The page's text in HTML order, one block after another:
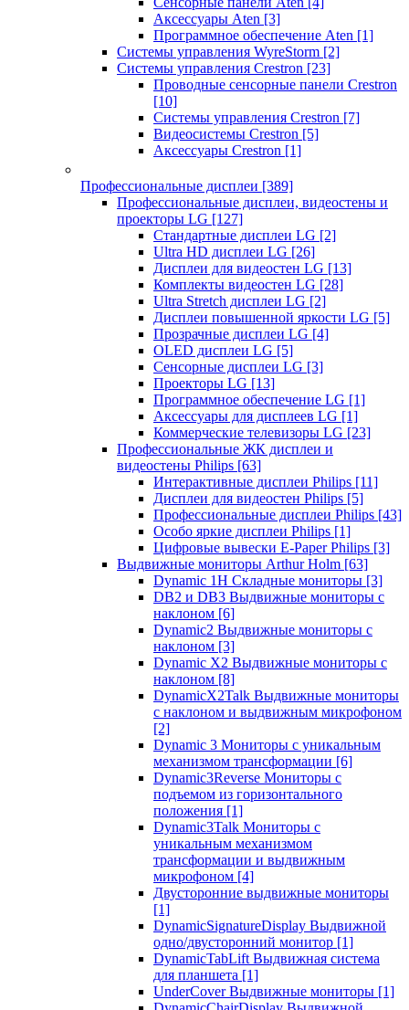
Аксессуары Aten [3]
Программное обеспечение Aten [1]
Системы управления WyreStorm [2]
Системы управления Crestron [23]
Проводные сенсорные панели Crestron
[10]
Системы управления Crestron [7]
Видеосистемы Crestron [5]
Аксессуары Crestron [1]
Профессиональные дисплеи [389]
Профессиональные дисплеи, видеостены и
проекторы LG [127]
Стандартные дисплеи LG [2]
Ultra HD дисплеи LG [26]
Дисплеи для видеостен LG [13]
Комплекты видеостен LG [28]
Ultra Stretch дисплеи LG [2]
Дисплеи повышенной яркости LG [5]
Прозрачные дисплеи LG [4]
OLED дисплеи LG [5]
Сенсорные дисплеи LG [3]
Проекторы LG [13]
Программное обеспечение LG [1]
Аксессуары для дисплеев LG [1]
Коммерческие телевизоры LG [23]
Профессиональные ЖК дисплеи и
видеостены Philips [63]
Интерактивные дисплеи Philips [11]
Дисплеи для видеостен Philips [5]
Профессиональные дисплеи Philips [43]
Особо яркие дисплеи Philips [1]
Цифровые вывески E-Paper Philips [3]
Выдвижные мониторы Arthur Holm [63]
Dynamic 1Н Складные мониторы [3]
DB2 и DB3 Выдвижные мониторы с
наклоном [6]
Dynamic2 Выдвижные мониторы с
наклоном [3]
Dynamic X2 Выдвижные мониторы с
наклоном [8]
DynamicX2Talk Выдвижные мониторы
с наклоном и выдвижным микрофоном
[2]
Dynamic 3 Мониторы с уникальным
механизмом трансформации [6]
Dynamic3Reverse Мониторы с
подъемом из горизонтального
положения [1]
Dynamic3Talk Мониторы с
уникальным механизмом
трансформации и выдвижным
микрофоном [4]
Двусторонние выдвижные мониторы
[1]
DynamicSignatureDisplay Выдвижной
одно/двусторонний монитор [1]
DynamicTabLift Выдвижная система
для планшета [1]
UnderCover Выдвижные мониторы [1]